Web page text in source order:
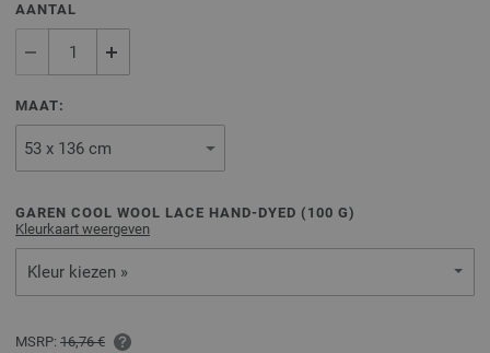
AANTAL
MAAT:
GAREN COOL WOOL LACE HAND-DYED ( 100 G)
Kleurkaart weergeven
Kleur kiezen »
MSRP: 16,76 €